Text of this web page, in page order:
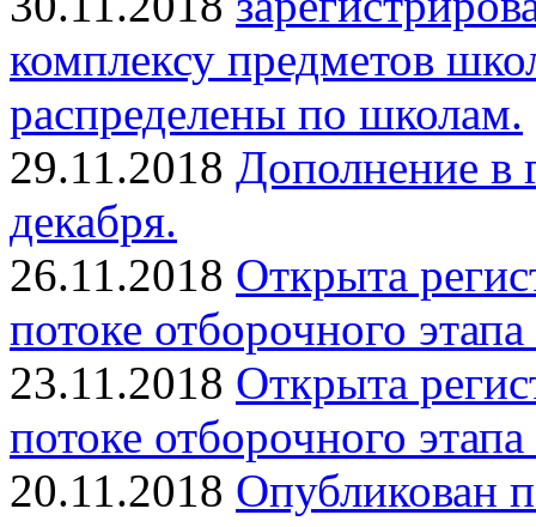
комплексу предметов
распределены по школам.
29.11.2018 Дополнение в
декабря.
26.11.2018 Открыта
потоке отборочного
23.11.2018 Открыта
потоке отборочного
20.11.2018 Опубликован